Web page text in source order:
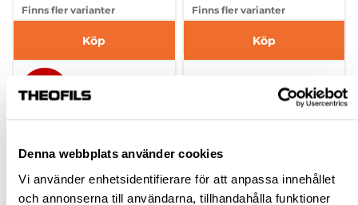
Denna webbplats använder cookies
Vi använder enhetsidentifierare för att anpassa innehållet
och annonserna till användarna, tillhandahålla funktioner
Finns fler varianter
Köp
Finns fler varianter
Köp
-69%